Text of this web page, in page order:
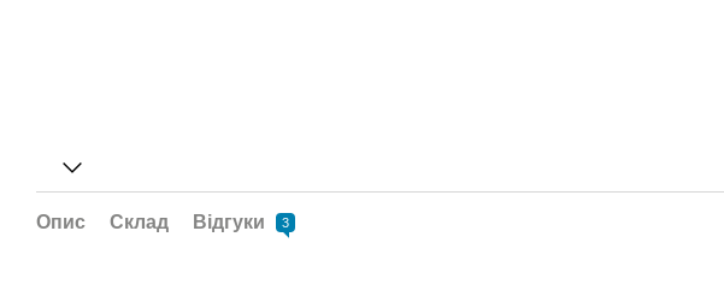
Опис Склад Відгуки 3